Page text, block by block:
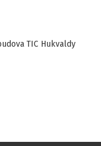
TIC Hukvaldy